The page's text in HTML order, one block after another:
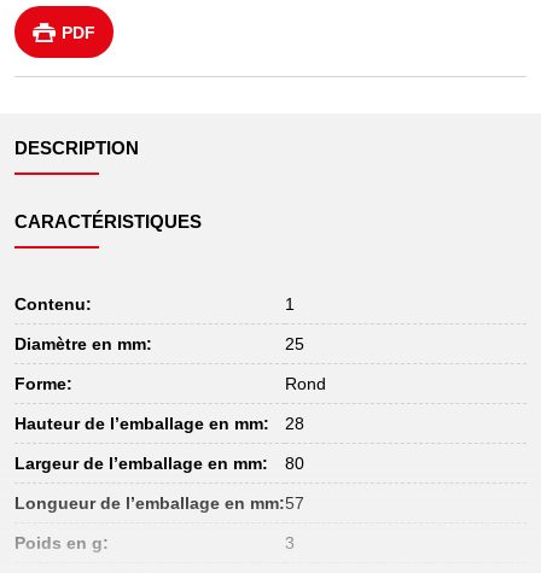
PDF
DESCRIPTION
CARACTÉRISTIQUES
Contenu: 1
Diamètre en mm: 25
Forme: Rond
Hauteur de l’emballage en mm: 28
Largeur de l’emballage en mm: 80
Longueur de l’emballage en mm:57
Poids en g: 3